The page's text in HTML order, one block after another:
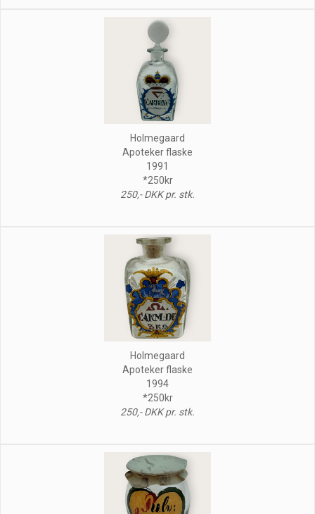
Holmegaard
Apoteker flaske
1991
*250kr
250,- DKK pr. stk.
Holmegaard
Apoteker flaske
1994
*250kr
250,- DKK pr. stk.